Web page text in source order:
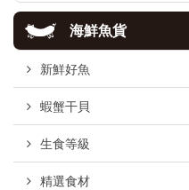
海鮮魚貨
新鮮好魚
蝦蟹干貝
生食等級
精選食材